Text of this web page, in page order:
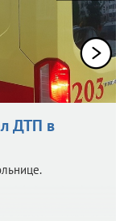
ДТП в